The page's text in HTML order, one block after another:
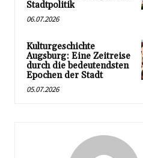
Stadtpolitik
06.07.2026
Kulturgeschichte
Augsburg: Eine Zeitreise
durch die bedeutendsten
Epochen der Stadt
05.07.2026